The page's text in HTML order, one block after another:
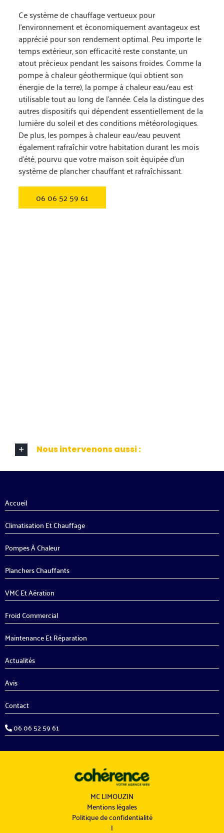
Ce système de chauffage vertueux pour
l’environnement et économiquement avantageux est
apprécié pour son rendement optimal. Peu importe le
temps extérieur, son efficacité reste constante, un
atout précieux pendant les saisons froides. Comme la
pompe à chaleur géothermique (qui obtient son
énergie de la terre), la pompe à chaleur eau/eau est
utilisable tout au long de l’année. Cela la distingue des
autres dispositifs qui dépendent essentiellement de la
lumière du soleil et des conditions météorologiques.
De plus, les pompes à chaleur eau/eau peuvent
également rafraîchir votre habitation durant les mois
d’été, pourvu que votre maison soit équipée d’un
système de plancher chauffant et rafraîchissant.
06 06 52 59 61
Nous intervenons aussi :
Accueil
Climatisation Et Chauffage
Pompes À Chaleur
Planchers Chauffants
VMC Et Aération
Froid Commercial
Maintenance Et Réparation
Actualités
Avis
Contact
06 06 52 59 61
MC LIMOUZIN
Mentions légales
Politique de confidentialité
|